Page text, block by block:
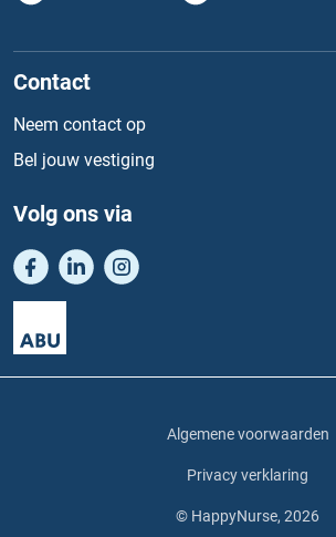
Contact
Neem contact op
Bel jouw vestiging
Volg ons via
Algemene voorwaarden
Privacy verklaring
© HappyNurse, 2026